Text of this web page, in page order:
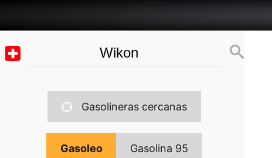
Gasolineras cercanas
Gasoleo Gasolina 95